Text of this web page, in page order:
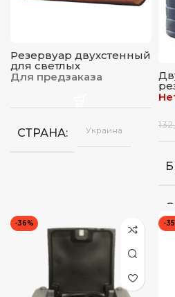
Резервуар двухстенный
для светлых
нефтепродуктов
Для предзаказа
СТРАНА Украина
-36% -